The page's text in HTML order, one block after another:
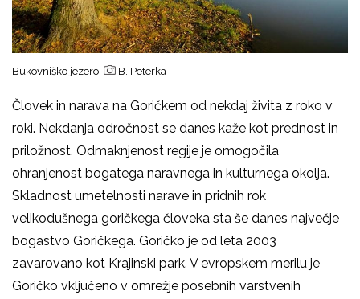
Bukovniško jezero B. Peterka
Človek in narava na Goričkem od nekdaj živita z roko v
roki. Nekdanja odročnost se danes kaže kot prednost in
priložnost. Odmaknjenost regije je omogočila
ohranjenost bogatega naravnega in kulturnega okolja.
Skladnost umetelnosti narave in pridnih rok
velikodušnega goričkega človeka sta še danes največje
bogastvo Goričkega. Goričko je od leta 2003
zavarovano kot Krajinski park. V evropskem merilu je
Goričko vključeno v omrežje posebnih varstvenih